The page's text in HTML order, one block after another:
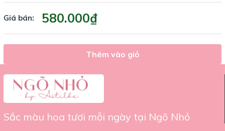
Giá bán: 580.000₫
Thêm vào giỏ
Sắc màu hoa tươi mỗi ngày tại Ngõ Nhỏ